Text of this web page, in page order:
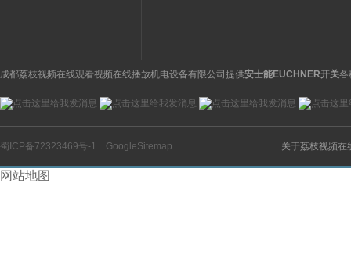
成都荔枝视频在线观看视频在线播放机电设备有限公司提供安士能EUCHNER开关各
蜀ICP备72323469号-1 GoogleSitemap 关于荔枝视频在
网站地图